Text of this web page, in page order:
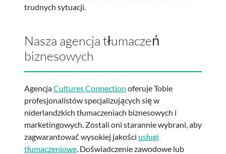
trudnych sytuacji.
Nasza agencja tłumaczeń
biznesowych
AgencjaCultures Connection oferuje Tobie
profesjonalistów specjalizujących się w
niderlandzkich tłumaczeniach biznesowych i
marketingowych. Zostali oni starannie wybrani, aby
zagwarantować wysokiej jakości usługi
tłumaczeniowe. Doświadczenie zawodowe lub